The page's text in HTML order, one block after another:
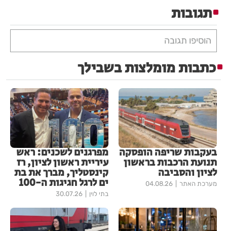
תגובות
הוסיפו תגובה
כתבות מומלצות בשבילך
בעקבות שריפה הופסקה
תנועת הרכבות בראשון
לציון והסביבה
מערכת האתר 04.08.26
מפרגנים לשכנים: ראש
עיריית ראשון לציון, רז
קינסטליך, מברך את בת
ים לרגל חגיגות ה-100
בתי לוין 30.07.26